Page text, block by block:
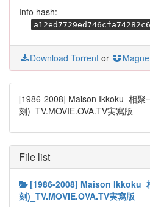
Info hash:
Download Torrent or
[1986-2008] Maison Ikkoku_相聚
刻)_TV.MOVIE.OVA.TV実寫版
File list
[1986-2008] Maison Ikkoku_
刻)_TV.MOVIE.OVA.TV実寫版